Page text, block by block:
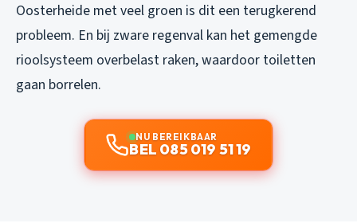
Oosterheide met veel groen is dit een terugkerend
probleem. En bij zware regenval kan het gemengde
rioolsysteem overbelast raken, waardoor toiletten
gaan borrelen.
NU BEREIKBAAR
BEL 085 019 51 19